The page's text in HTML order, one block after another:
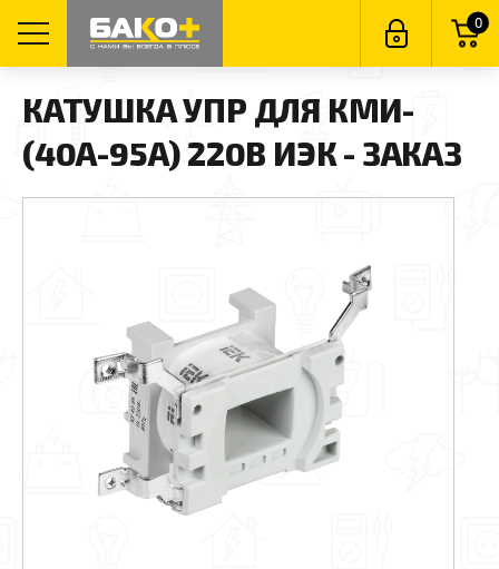
0
КАТУШКА УПР ДЛЯ КМИ-
(40А-95А) 220В ИЭК - ЗАКАЗ